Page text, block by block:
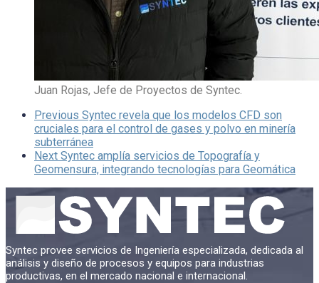
Juan Rojas, Jefe de Proyectos de Syntec.
Previous Syntec revela que los modelos CFD son
cruciales para el control de gases y polvo en minería
subterránea
Next Syntec amplía servicios de Topografía y
Geomensura, integrando tecnologías para Geomática
Syntec provee servicios de Ingeniería especializada, dedicada al
análisis y diseño de procesos y equipos para industrias
productivas, en el mercado nacional e internacional.